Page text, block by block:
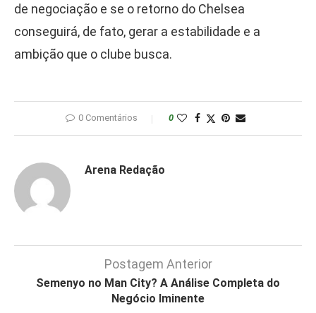
de negociação e se o retorno do Chelsea
conseguirá, de fato, gerar a estabilidade e a
ambição que o clube busca.
0 Comentários 0
Arena Redação
Postagem Anterior
Semenyo no Man City? A Análise Completa do
Negócio Iminente